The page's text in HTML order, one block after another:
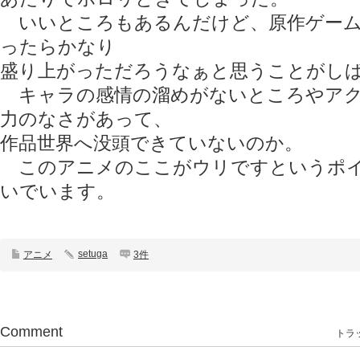
いいところもあるんだけど、原作ゲー
ったらかなり
盛り上がっただろうなぁと思うことがし
キャラの感情の溜めがないところやア
力のなさがあって、
作品世界へ没頭できていないのか。
このアニメのここがウリですというポ
いでいます。
アニメ setuga 3件
Comment トラ